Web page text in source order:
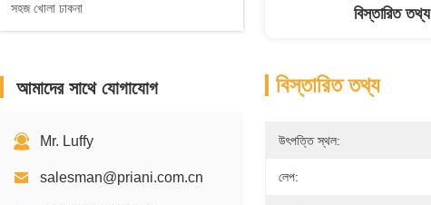
সহজ খোলা ঢাকনা
আমাদের সাথে যোগাযোগ
Mr. Luffy
salesman@priani.com.cn
বিস্তারিত তথ্য
বিস্তারিত তথ্য
উৎপত্তি স্থল:
লেপ: